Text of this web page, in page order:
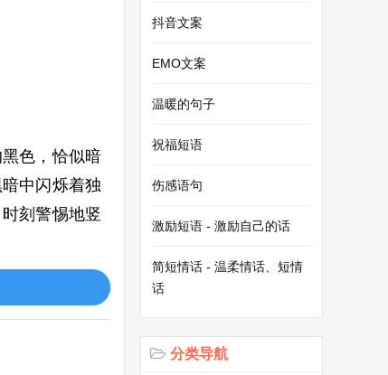
色，恰似暗
中闪烁着独
刻警惕地竖
会找一个安
们冷漠，当
抖音文案
EMO文案
温暖的句子
祝福短语
伤感语句
激励短语 - 激励自己的话
简短情话 - 温柔情话、短情
话
分类导航